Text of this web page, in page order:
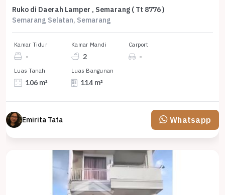
Ruko di Daerah Lamper , Semarang ( Tt 8776 )
Semarang Selatan, Semarang
Kamar Tidur
-
Kamar Mandi
2
Carport
-
Luas Tanah
106 m²
Luas Bangunan
114 m²
Emirita Tata Whatsapp